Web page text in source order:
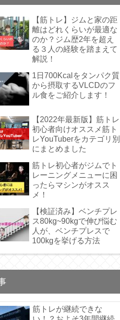
【筋トレ】ジムと家の距
離はどれくらいが最適な
のか？ジム歴2年を超え
る３人の経験を踏まえて
解説！
1日700Kcalをタンパク質
から摂取するVLCDのフ
ル食をご紹介します！
【2022年最新版】筋トレ
初心者向けオススメ筋ト
レYouTuberをカテゴリ別
にまとめました
筋トレ初心者がジムでト
レーニングメニューに困
ったらマシンがオスス
メ！
【検証済み】ベンチプレ
ス80kg~90kgで伸び悩む
人が、ベンチプレスで
100kgを挙げる方法
筋トレが継続できな